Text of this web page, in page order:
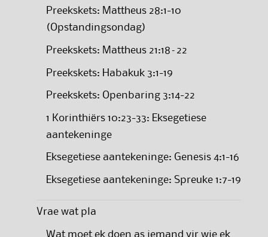
Preekskets: Mattheus 28:1-10
(Opstandingsondag)
Preekskets: Mattheus 21:18–22
Preekskets: Habakuk 3:1-19
Preekskets: Openbaring 3:14-22
1 Korinthiërs 10:23-33: Eksegetiese
aantekeninge
Eksegetiese aantekeninge: Genesis 4:1-16
Eksegetiese aantekeninge: Spreuke 1:7-19
Vrae wat pla
Wat moet ek doen as iemand vir wie ek